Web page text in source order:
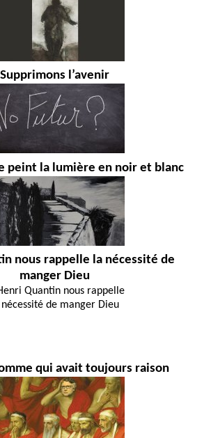
Supprimons l’avenir
peint la lumière en noir et blanc
nous rappelle la nécessité de
manger Dieu
qui avait toujours raison